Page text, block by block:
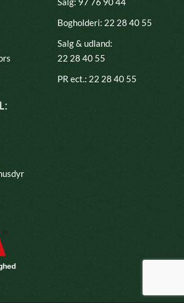
Bogholderi: 22 28 40 55
Salg & udland:
22 28 40 55
PR ect.: 22 28 40 55